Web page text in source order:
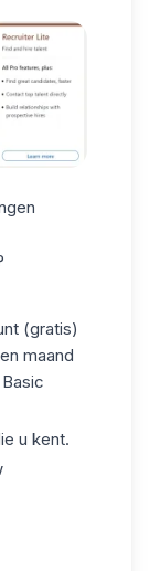
(gratis)
maand
u kent.